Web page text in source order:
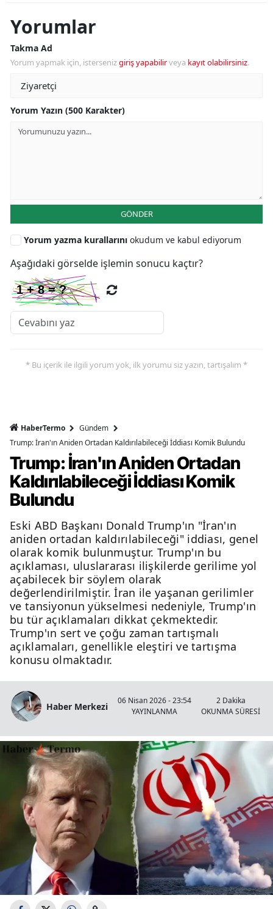
Yorumlar
Takma Ad
Yorum yapmak için, istersenizgiriş yapabilirveya kayıt olabilirsiniz.
Yorum Yazın (500 Karakter)
GÖNDER
Yorum yazma kurallarını okudum ve kabul ediyorum
Aşağıdaki görselde işlemin sonucu kaçtır?
* Bu içerik ile ilgili yorum yok, ilk yorumu siz yazın, tartışalım *
HaberTermo
Gündem
Trump: İran'ın Aniden Ortadan Kaldırılabileceği İddiası Komik Bulundu
Trump: İran'ın Aniden Ortadan
Kaldırılabileceği İddiası Komik
Bulundu
Eski ABD Başkanı Donald Trump'ın "İran'ın
aniden ortadan kaldırılabileceği" iddiası, genel
olarak komik bulunmuştur. Trump'ın bu
açıklaması, uluslararası ilişkilerde gerilime yol
açabilecek bir söylem olarak
değerlendirilmiştir. İran ile yaşanan gerilimler
ve tansiyonun yükselmesi nedeniyle, Trump'ın
bu tür açıklamaları dikkat çekmektedir.
Trump'ın sert ve çoğu zaman tartışmalı
açıklamaları, genellikle eleştiri ve tartışma
konusu olmaktadır.
Haber Merkezi
06 Nisan 2026 - 23:54
YAYINLANMA
2 Dakika
OKUNMA SÜRESİ